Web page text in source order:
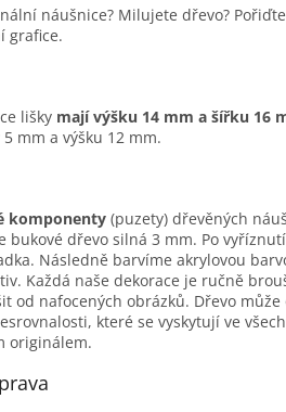
náušnice? Milujete dřevo?
grafice.
lišky mají výšku 14 mm a šířku 16
mm a výšku 12 mm.
komponenty (puzety) dřevěných
bukové dřevo silná 3 mm. Po
Následně barvíme akrylovou
Každá naše dekorace je ručně
od nafocených obrázků. Dřevo může
které se vyskytují ve
originálem.